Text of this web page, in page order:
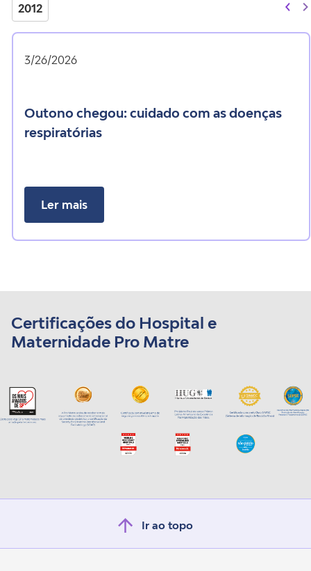
2012
3/26/2026
outono chegou: cuidado com as doenças
respiratórias
Ler mais
Certificações do Hospital e
Maternidade Pro Matre
Ir ao topo